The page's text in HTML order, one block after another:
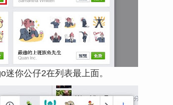
你公仔2在列表最上面。